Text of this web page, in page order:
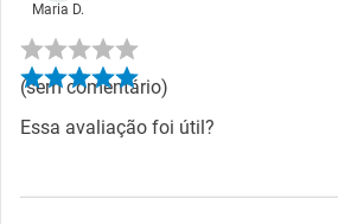
Maria D.
(sem comentário)
Essa avaliação foi útil?